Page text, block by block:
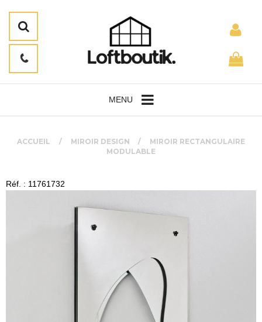
MENU
ACCUEIL MIROIR DESIGN
MIROIR RECTANGULAIRE
MODULABLE
Réf. : 11761732